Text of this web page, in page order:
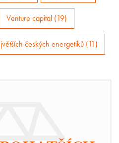
Venture capital (19)
českých energetiků (11)